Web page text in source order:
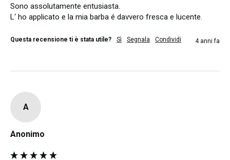
Sono assolutamente entusiasta.
L‘ ho applicato e la mia barba é davvero fresca e lucente.
Questa recensione ti è stata utile? Sì Segnala Condividi 4 anni fa
A
Anonimo